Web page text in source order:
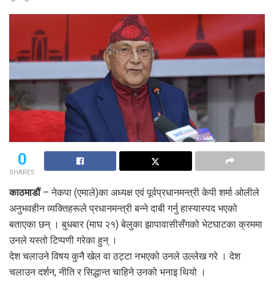
0
SHARES
काठमाडौं– नेकपा (एमाले)का अध्यक्ष एवं पूर्वप्रधानमन्त्री केपी शर्मा ओलीले
अनुभवहीन व्यक्तिहरूले प्रधानमन्त्री बन्ने दाबी गर्नु हास्यास्पद भएको
बताएका छन् । बुधबार (माघ २१) बेलुका झापावासीसँगको भेटघाटका क्रममा
उनले यस्तो टिप्पणी गरेका हुन् ।
देश चलाउने विषय कुनै खेल वा ठट्टा नभएको उनले उल्लेख गरे । देश
चलाउन दर्शन, नीति र सिद्धान्त चाहिने उनको भनाइ थियो ।